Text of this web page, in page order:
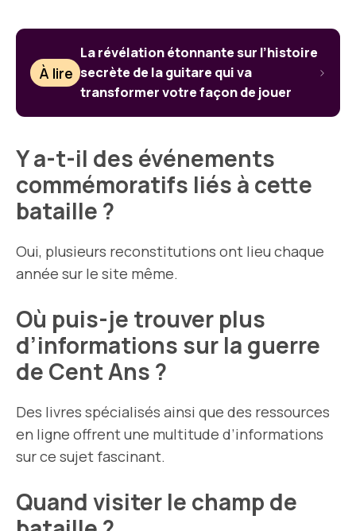
À lire
La révélation étonnante sur l’histoire
secrète de la guitare qui va
transformer votre façon de jouer
Y a-t-il des événements
commémoratifs liés à cette
bataille ?
Oui, plusieurs reconstitutions ont lieu chaque
année sur le site même.
Où puis-je trouver plus
d’informations sur la guerre
de Cent Ans ?
Des livres spécialisés ainsi que des ressources
en ligne offrent une multitude d’informations
sur ce sujet fascinant.
Quand visiter le champ de